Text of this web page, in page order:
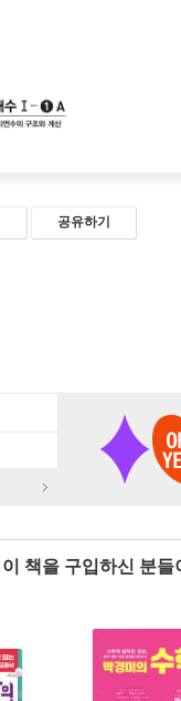
공유하기
이 책을 구입하신 분